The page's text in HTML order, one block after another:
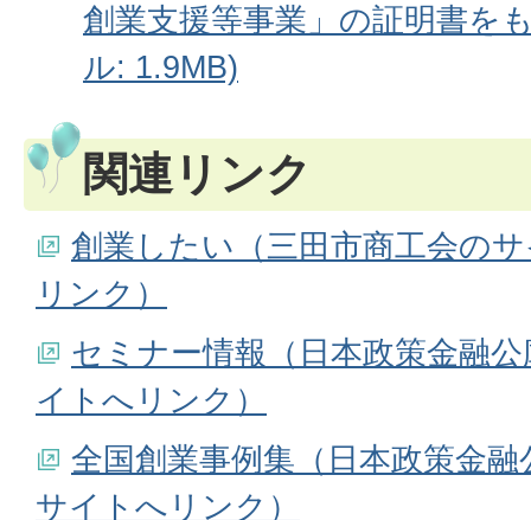
創業支援等事業」の証明書を
ル: 1.9MB)
関連リンク
創業したい（三田市商工会の
リンク）
セミナー情報（日本政策金融
イトへリンク）
全国創業事例集（日本政策金
サイトへリンク）